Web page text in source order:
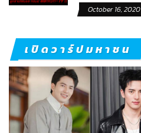
October 16, 2020
เปิดวาร์ปมหาชน